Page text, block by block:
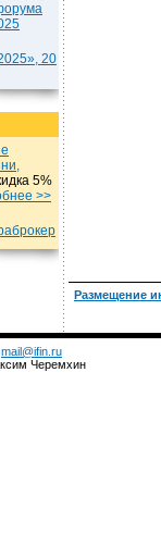
20
5%
>>
Размещение
mail@ifin.ru
Черемхин